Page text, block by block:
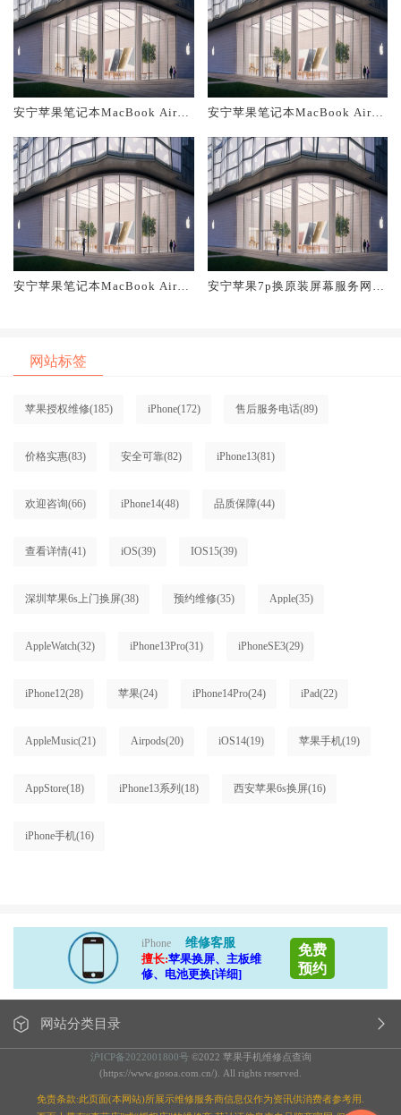
安宁苹果笔记本MacBook Air换
安宁苹果笔记本MacBook Air换
安宁苹果笔记本MacBook Air换
安宁苹果7p换原装屏幕服务网点
网站标签
苹果授权维修(185) iPhone(172) 售后服务电话(89)
价格实惠(83) 安全可靠(82) iPhone13(81)
欢迎咨询(66) iPhone14(48) 品质保障(44)
查看详情(41) iOS(39) IOS15(39)
深圳苹果6s上门换屏(38) 预约维修(35) Apple(35)
AppleWatch(32) iPhone13Pro(31) iPhoneSE3(29)
iPhone12(28) 苹果(24) iPhone14Pro(24) iPad(22)
AppleMusic(21) Airpods(20) iOS14(19) 苹果手机(19)
AppStore(18) iPhone13系列 (18) 西安苹果6s换屏(16)
iPhone手机(16)
iPhone
维修客服
擅长:苹果换屏、主板维
修、电池更换[详细]
免费
预约
网站分类目录
沪ICP备2022001800号 ©2022 苹果手机维修点查询
(https://www.gosoa.com.cn/). All rights reserved.
免责条款:此页面(本网站)所展示维修服务商信息仅作为资讯供消费者参考用.